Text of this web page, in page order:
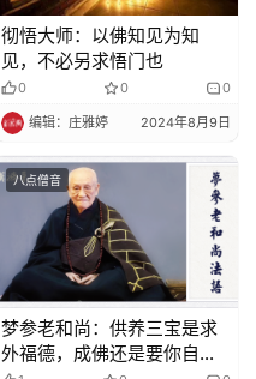
彻悟大师：以佛知见为知
见，不必另求悟门也
0 0 0
编辑：庄雅婷 2024年8月9日
八点僧音
梦参老和尚：供养三宝是求
外福德，成佛还是要你自己